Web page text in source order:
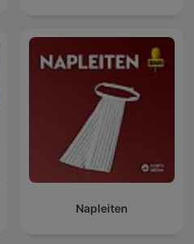
Napleiten